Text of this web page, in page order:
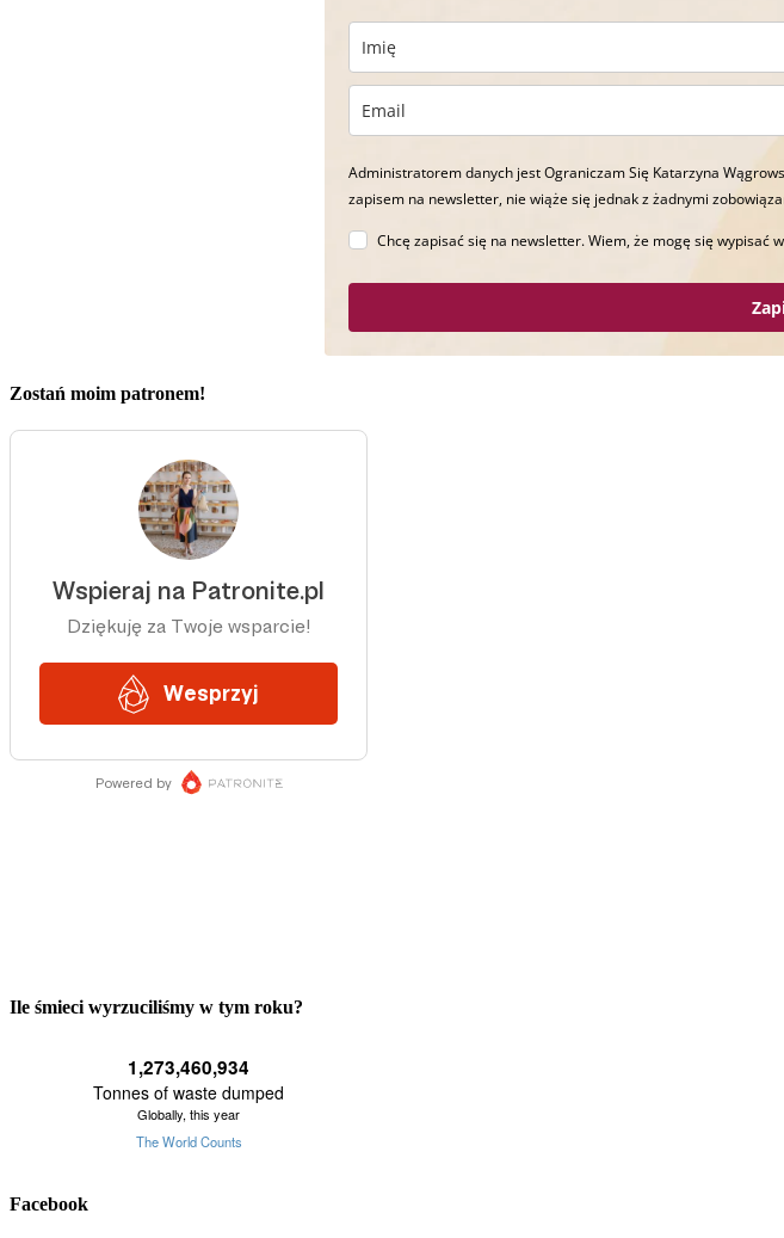
Administratorem danych jest Ograniczam Się Katarzyna
zapisem na newsletter, nie wiąże się jednak z żadnymi
Chcę zapisać się na newsletter. Wiem, że mogę się wypisać
Zostań moim patronem!
Ile śmieci wyrzuciliśmy w tym roku?
Facebook